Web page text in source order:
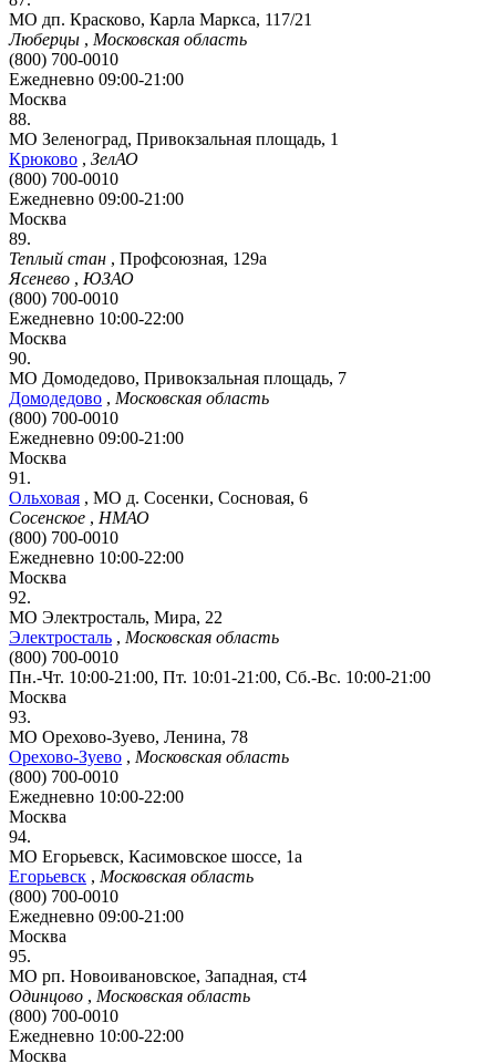
МО дп. Красково, Карла Маркса, 117/21
Люберцы , Московская область
(800) 700-0010
Ежедневно 09:00-21:00
Москва
88.
МО Зеленоград, Привокзальная площадь, 1
Крюково , ЗелАО
(800) 700-0010
Ежедневно 09:00-21:00
Москва
89.
Теплый стан , Профсоюзная, 129а
Ясенево , ЮЗАО
(800) 700-0010
Ежедневно 10:00-22:00
Москва
90.
МО Домодедово, Привокзальная площадь, 7
Домодедово , Московская область
(800) 700-0010
Ежедневно 09:00-21:00
Москва
91.
Ольховая , МО д. Сосенки, Сосновая, 6
Сосенское , НМАО
(800) 700-0010
Ежедневно 10:00-22:00
Москва
92.
МО Электросталь, Мира, 22
Электросталь , Московская область
(800) 700-0010
Пн.-Чт. 10:00-21:00, Пт. 10:01-21:00, Сб.-Вс. 10:00-21:00
Москва
93.
МО Орехово-Зуево, Ленина, 78
Орехово-Зуево , Московская область
(800) 700-0010
Ежедневно 10:00-22:00
Москва
94.
МО Егорьевск, Касимовское шоссе, 1а
Егорьевск , Московская область
(800) 700-0010
Ежедневно 09:00-21:00
Москва
95.
МО рп. Новоивановское, Западная, ст4
Одинцово , Московская область
(800) 700-0010
Ежедневно 10:00-22:00
Москва